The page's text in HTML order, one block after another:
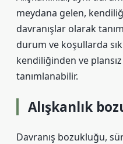
meydana gelen,
davranışlar olarak
durum ve koşullarda
kendiliğinden ve
tanımlanabilir.
Alışkanlık
Davranış bozukluğu,